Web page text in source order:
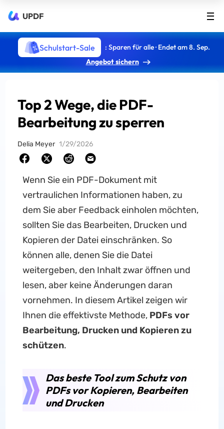
UPDF
Schulstart-Sale
: Sparen für alle · Endet am 8. Sep.
Angebot sichern
Top 2 Wege, die PDF-
Bearbeitung zu sperren
Delia Meyer 1/29/2026
Wenn Sie ein PDF-Dokument mit
vertraulichen Informationen haben, zu
dem Sie aber Feedback einholen möchten,
sollten Sie das Bearbeiten, Drucken und
Kopieren der Datei einschränken. So
können alle, denen Sie die Datei
weitergeben, den Inhalt zwar öffnen und
lesen, aber keine Änderungen daran
vornehmen. In diesem Artikel zeigen wir
Ihnen die effektivste Methode, PDFs vor
Bearbeitung, Drucken und Kopieren zu
schützen.
Das beste Tool zum Schutz von
PDFs vor Kopieren, Bearbeiten
und Drucken